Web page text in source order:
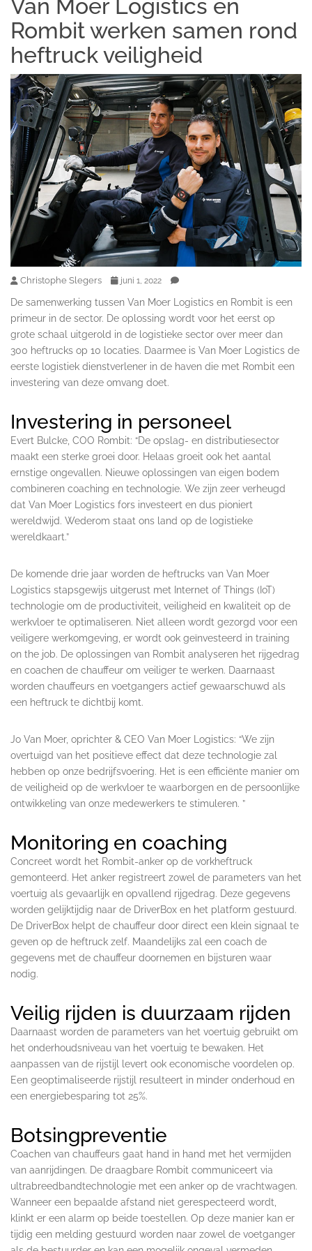
Van Moer Logistics en
Rombit werken samen rond
heftruck veiligheid
Christophe Slegers juni 1, 2022
De samenwerking tussen Van Moer Logistics en Rombit is een
primeur in de sector. De oplossing wordt voor het eerst op
grote schaal uitgerold in de logistieke sector over meer dan
300 heftrucks op 10 locaties. Daarmee is Van Moer Logistics de
eerste logistiek dienstverlener in de haven die met Rombit een
investering van deze omvang doet.
Investering in personeel
Evert Bulcke, COO Rombit: “De opslag- en distributiesector
maakt een sterke groei door. Helaas groeit ook het aantal
ernstige ongevallen. Nieuwe oplossingen van eigen bodem
combineren coaching en technologie. We zijn zeer verheugd
dat Van Moer Logistics fors investeert en dus pioniert
wereldwijd. Wederom staat ons land op de logistieke
wereldkaart.”
De komende drie jaar worden de heftrucks van Van Moer
Logistics stapsgewijs uitgerust met Internet of Things (IoT)
technologie om de productiviteit, veiligheid en kwaliteit op de
werkvloer te optimaliseren. Niet alleen wordt gezorgd voor een
veiligere werkomgeving, er wordt ook geïnvesteerd in training
on the job. De oplossingen van Rombit analyseren het rijgedrag
en coachen de chauffeur om veiliger te werken. Daarnaast
worden chauffeurs en voetgangers actief gewaarschuwd als
een heftruck te dichtbij komt.
Jo Van Moer, oprichter & CEO Van Moer Logistics: “We zijn
overtuigd van het positieve effect dat deze technologie zal
hebben op onze bedrijfsvoering. Het is een efficiënte manier om
de veiligheid op de werkvloer te waarborgen en de persoonlijke
ontwikkeling van onze medewerkers te stimuleren. ”
Monitoring en coaching
Concreet wordt het Rombit-anker op de vorkheftruck
gemonteerd. Het anker registreert zowel de parameters van het
voertuig als gevaarlijk en opvallend rijgedrag. Deze gegevens
worden gelijktijdig naar de DriverBox en het platform gestuurd.
De DriverBox helpt de chauffeur door direct een klein signaal te
geven op de heftruck zelf. Maandelijks zal een coach de
gegevens met de chauffeur doornemen en bijsturen waar
nodig.
Veilig rijden is duurzaam rijden
Daarnaast worden de parameters van het voertuig gebruikt om
het onderhoudsniveau van het voertuig te bewaken. Het
aanpassen van de rijstijl levert ook economische voordelen op.
Een geoptimaliseerde rijstijl resulteert in minder onderhoud en
een energiebesparing tot 25%.
Botsingpreventie
Coachen van chauffeurs gaat hand in hand met het vermijden
van aanrijdingen. De draagbare Rombit communiceert via
ultrabreedbandtechnologie met een anker op de vrachtwagen.
Wanneer een bepaalde afstand niet gerespecteerd wordt,
klinkt er een alarm op beide toestellen. Op deze manier kan er
tijdig een melding gestuurd worden naar zowel de voetganger